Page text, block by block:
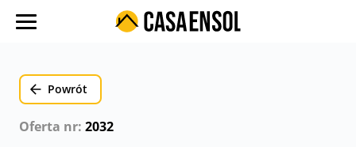
Oferty w regionach
Ulubione oferty
Powrót
Oferta nr: 2032